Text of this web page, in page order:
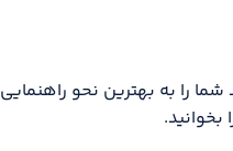
را به بهترین نحو راهنمایی